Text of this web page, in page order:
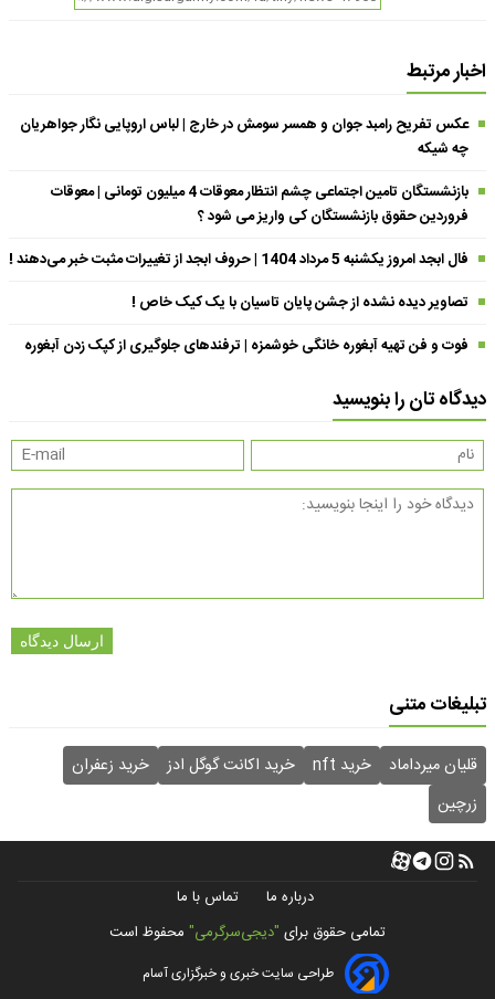
اخبار مرتبط
عکس تفریح رامبد جوان و همسر سومش در خارج | لباس اروپایی نگار جواهریان
چه شیکه
بازنشستگان تامین اجتماعی چشم انتظار معوقات 4 میلیون تومانی | معوقات
فروردین حقوق بازنشستگان کی واریز می شود ؟
فال ابجد امروز یکشنبه 5 مرداد 1404 | حروف ابجد از تغییرات مثبت خبر می‌دهند !
تصاویر دیده نشده از جشن پایان تاسیان با یک کیک خاص !
فوت و فن تهیه آبغوره خانگی خوشمزه | ترفندهای جلوگیری از کپک زدن آبغوره
دیدگاه تان را بنویسید
ارسال دیدگاه
تبلیغات متنی
قلیان میرداماد خرید nft خرید اکانت گوگل ادز
خرید زعفران
زرچین
درباره ما
تماس با ما
تمامی حقوق برای "دیجی‌سرگرمی" محفوظ است
طراحی سایت خبری و خبرگزاری آسام